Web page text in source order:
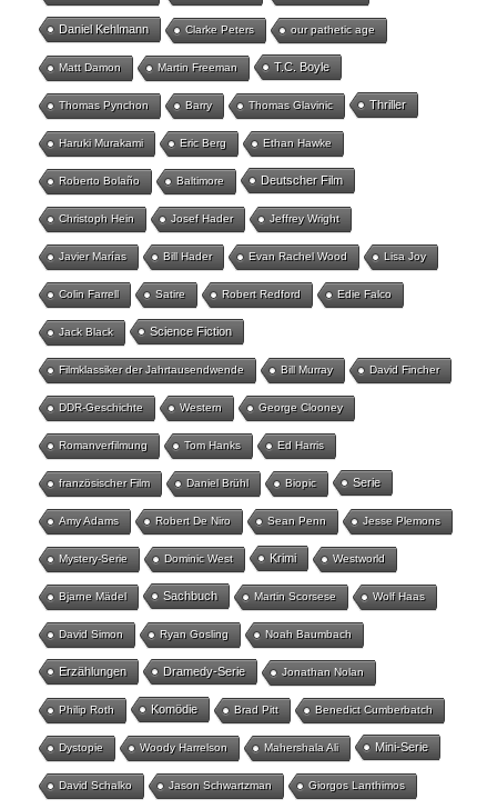
Daniel Kehlmann Clarke Peters our pathetic age
Matt Damon Martin Freeman T.C. Boyle
Thomas Pynchon Barry Thomas Glavinic Thriller
Haruki Murakami Eric Berg Ethan Hawke
Roberto Bolaño Baltimore Deutscher Film
Christoph Hein Josef Hader Jeffrey Wright
Javier Marías Bill Hader Evan Rachel Wood Lisa Joy
Colin Farrell Satire Robert Redford Edie Falco
Jack Black Science Fiction
Filmklassiker der Jahrtausendwende Bill Murray David Fincher
DDR-Geschichte Western George Clooney
Romanverfilmung Tom Hanks Ed Harris
französischer Film Daniel Brühl Biopic Serie
Amy Adams Robert De Niro Sean Penn Jesse Plemons
Mystery-Serie Dominic West Krimi Westworld
Bjarne Mädel Sachbuch Martin Scorsese Wolf Haas
David Simon Ryan Gosling Noah Baumbach
Erzählungen Dramedy-Serie Jonathan Nolan
Philip Roth Komödie Brad Pitt Benedict Cumberbatch
Dystopie Woody Harrelson Mahershala Ali Mini-Serie
David Schalko Jason Schwartzman Giorgos Lanthimos